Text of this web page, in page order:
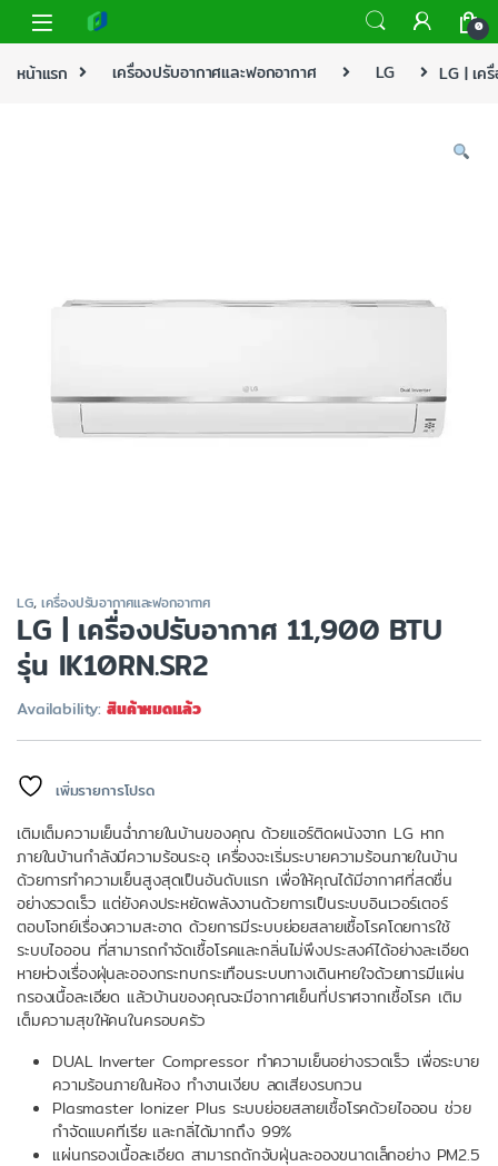
0
หน้าแรก เครื่องปรับอากาศและฟอกอากาศ LG LG | เค
LG,เครื่องปรับอากาศและฟอกอากาศ
LG | เครื่องปรับอากาศ 11,900 BTU
รุ่น IK10RN.SR2
Availability:สินค้าหมดแล้ว
เพิ่มรายการโปรด
เติมเต็มความเย็นฉ่ำภายในบ้านของคุณ ด้วยแอร์ติดผนังจาก LG หาก
ภายในบ้านกำลังมีความร้อนระอุ เครื่องจะเริ่มระบายความร้อนภายในบ้าน
ด้วยการทำความเย็นสูงสุดเป็นอันดับแรก เพื่อให้คุณได้มีอากาศที่สดชื่น
อย่างรวดเร็ว แต่ยังคงประหยัดพลังงานด้วยการเป็นระบบอินเวอร์เตอร์
ตอบโจทย์เรื่องความสะอาด ด้วยการมีระบบย่อยสลายเชื้อโรคโดยการใช้
ระบบไอออน ที่สามารถกำจัดเชื้อโรคและกลิ่นไม่พึงประสงค์ได้อย่างละเอียด
หายห่วงเรื่องฝุ่นละอองกระทบกระเทือนระบบทางเดินหายใจด้วยการมีแผ่น
กรองเนื้อละเอียด แล้วบ้านของคุณจะมีอากาศเย็นที่ปราศจากเชื้อโรค เติม
เต็มความสุขให้คนในครอบครัว
DUAL Inverter Compressor ทำความเย็นอย่างรวดเร็ว เพื่อระบาย
ความร้อนภายในห้อง ทำงานเงียบ ลดเสียงรบกวน
Plasmaster Ionizer Plus ระบบย่อยสลายเชื้อโรคด้วยไอออน ช่วย
กำจัดแบคทีเรีย และกลิ่ได้มากถึง 99%
แผ่นกรองเนื้อละเอียด สามารถดักจับฝุ่นละอองขนาดเล็กอย่าง PM2.5